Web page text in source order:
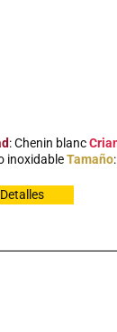
: Chenin blanc
inoxidableTamaño
Detalles